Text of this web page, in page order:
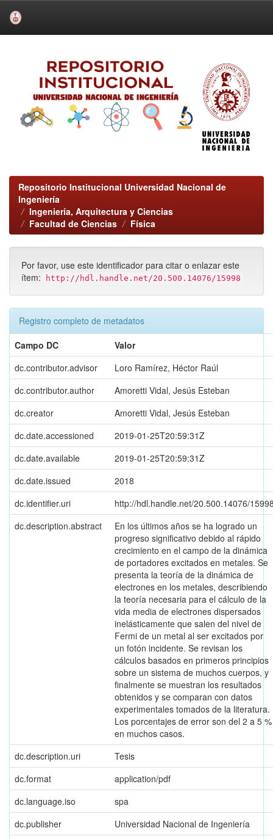
Repositorio Institucional Universidad Nacional de
Ingeniería
Ingeniería, Arquitectura y Ciencias
Facultad de Ciencias
Física
Por favor, use este identificador para citar o enlazar este
ítem:
http://hdl.handle.net/20.500.14076/15998
Registro completo de metadatos
Campo DC
Valor
dc.contributor.advisor
Loro Ramírez, Héctor Raúl
dc.contributor.author
Amoretti Vidal, Jesús Esteban
dc.creator
Amoretti Vidal, Jesús Esteban
dc.date.accessioned
2019-01-25T20:59:31Z
dc.date.available
2019-01-25T20:59:31Z
dc.date.issued
2018
dc.identifier.uri
http://hdl.handle.net/20.500.14076/
dc.description.abstract
En los últimos años se ha logrado un
progreso significativo debido al rápido
crecimiento en el campo de la dinámica
de portadores excitados en metales. Se
presenta la teoría de la dinámica de
electrones en los metales, describiendo
la teoría necesaria para el cálculo de la
vida media de electrones dispersados
inelásticamente que salen del nivel de
Fermi de un metal al ser excitados por
un fotón incidente. Se revisan los
cálculos basados en primeros principios
sobre un sistema de muchos cuerpos, y
finalmente se muestran los resultados
obtenidos y se comparan con datos
experimentales tomados de la literatura.
Los porcentajes de error son del 2 a 5 %
en muchos casos.
dc.description.uri
Tesis
dc.format
application/pdf
dc.language.iso
spa
dc.publisher
Universidad Nacional de Ingeniería